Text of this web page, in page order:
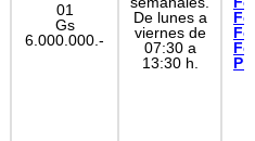
01
Gs
6.000.000.-
De lunes a
viernes de
07:30 a
13:30 h.